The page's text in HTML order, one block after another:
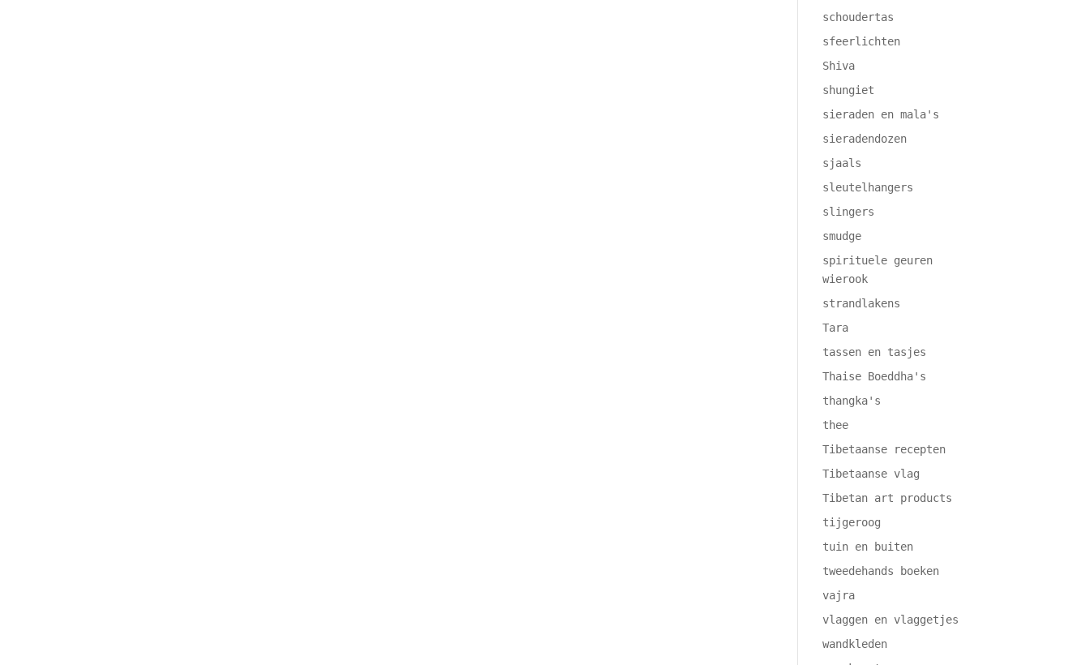
schoudertas
sfeerlichten
Shiva
shungiet
sieraden en mala's
sieradendozen
sjaals
sleutelhangers
slingers
smudge
spirituele geuren
wierook
strandlakens
Tara
tassen en tasjes
Thaise Boeddha's
thangka's
thee
Tibetaanse recepten
Tibetaanse vlag
Tibetan art products
tijgeroog
tuin en buiten
tweedehands boeken
vajra
vlaggen en vlaggetjes
wandkleden